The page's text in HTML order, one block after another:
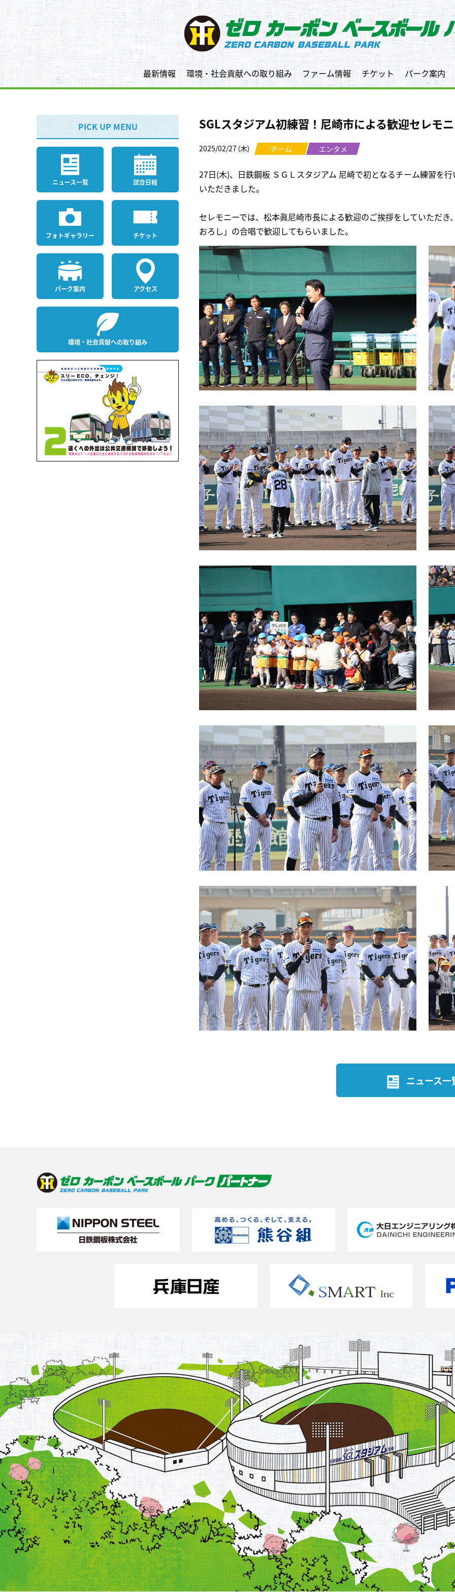
最新情報 環境・社会貢献への取り組み ファーム情報 チケット パーク案内
PICK UP MENU
ニュース一覧 試合日程
フォトギャラリー チケット
パーク案内 アクセス
環境・社会貢献への取り組み
SGLスタジアム初練習！尼崎市による歓迎セレモ
2025/02/27（木） チーム エンタメ
27日(木)、日鉄鋼板 ＳＧＬスタジアム 尼崎で初となるチーム練習を
いただきました。
セレモニーでは、松本眞尼崎市長による歓迎のご挨拶をしていただ
おろし」の合唱で歓迎してもらいました。
ニュース一